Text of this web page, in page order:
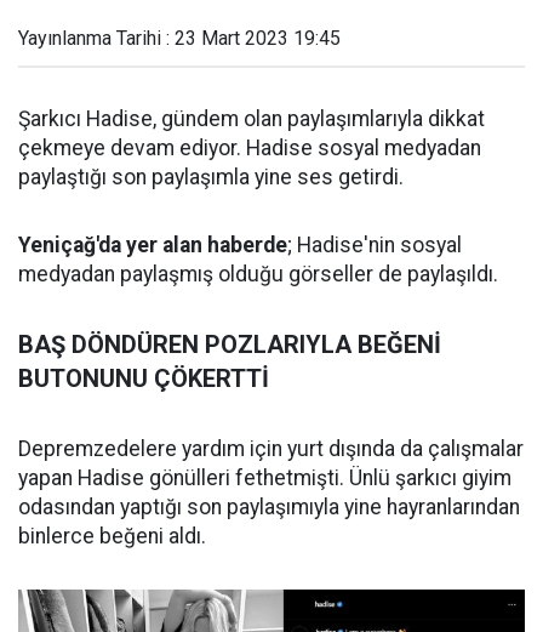
Yayınlanma Tarihi : 23 Mart 2023 19:45
Şarkıcı Hadise, gündem olan paylaşımlarıyla dikkat
çekmeye devam ediyor. Hadise sosyal medyadan
paylaştığı son paylaşımla yine ses getirdi.
Yeniçağ'da yer alan haberde; Hadise'nin sosyal
medyadan paylaşmış olduğu görseller de paylaşıldı.
BAŞ DÖNDÜREN POZLARIYLA BEĞENİ
BUTONUNU ÇÖKERTTİ
Depremzedelere yardım için yurt dışında da çalışmalar
yapan Hadise gönülleri fethetmişti. Ünlü şarkıcı giyim
odasından yaptığı son paylaşımıyla yine hayranlarından
binlerce beğeni aldı.